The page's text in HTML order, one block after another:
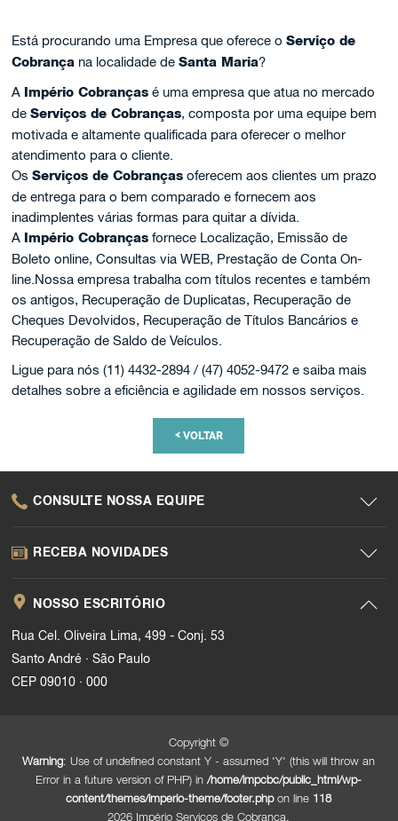
Está procurando uma Empresa que oferece oServiço de
Cobrança na localidade deSanta Maria?
A Império Cobranças é uma empresa que atua no mercado
deServiços de Cobranças, composta por uma equipe bem
motivada e altamente qualificada para oferecer o melhor
atendimento para o cliente.
OsServiços de Cobranças oferecem aos clientes um prazo
de entrega para o bem comparado e fornecem aos
inadimplentes várias formas para quitar a dívida.
A Império Cobranças fornece Localização, Emissão de
Boleto online, Consultas via WEB, Prestação de Conta On-
line.Nossa empresa trabalha com títulos recentes e também
os antigos, Recuperação de Duplicatas, Recuperação de
Cheques Devolvidos, Recuperação de Títulos Bancários e
Recuperação de Saldo de Veículos.
Ligue para nós (11) 4432-2894 / (47) 4052-9472 e saiba mais
detalhes sobre a eficiência e agilidade em nossos serviços.
<VOLTAR
CONSULTE NOSSA EQUIPE
RECEBA NOVIDADES
NOSSO ESCRITÓRIO
Rua Cel. Oliveira Lima, 499 - Conj. 53
Santo André
São Paulo
CEP 09010
000
Copyright ©
Warning: Use of undefined constant Y - assumed 'Y' (this will throw an
Error in a future version of PHP) in/home/impcbc/public_html/wp-
content/themes/imperio-theme/footer.phpon line 118
2026 Império Serviços de Cobrança.